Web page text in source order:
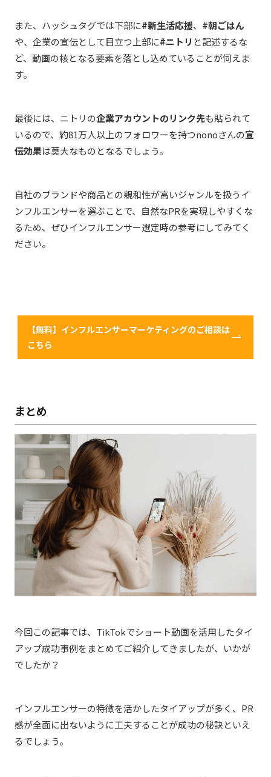
また、ハッシュタグでは下部に#新生活応援、 #朝ごはん
や、企業の宣伝として目立つ上部に#ニトリ と記述するな
ど、動画の核となる要素を落とし込めていることが伺えま
す。
最後には、ニトリの企業アカウントのリンク先も貼られて
いるので、約81万人以上のフォロワーを持つnonoさんの宣
伝効果は莫大なものとなるでしょう。
自社のブランドや商品との親和性が高いジャンルを扱うイ
ンフルエンサーを選ぶことで、自然なPRを実現しやすくな
るため、ぜひインフルエンサー選定時の参考にしてみてく
ださい。
【無料】インフルエンサーマーケティングのご相談は
こちら
まとめ
今回この記事では、 TikTokでショート動画を活用したタイ
アップ成功事例をまとめてご紹介してきましたが、いかが
でしたか？
インフルエンサーの特徴を活かしたタイアップが多く、PR
感が全面に出ないように工夫することが成功の秘訣といえ
るでしょう。